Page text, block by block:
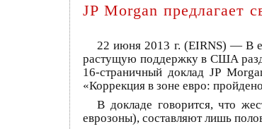
JP Morgan предлагает
22 июня 2013 г. (EIRNS) — В
растущую поддержку в США
16-страничный доклад JP
«Коррекция в зоне евро:
В докладе говорится, что
еврозоны), составляют лишь